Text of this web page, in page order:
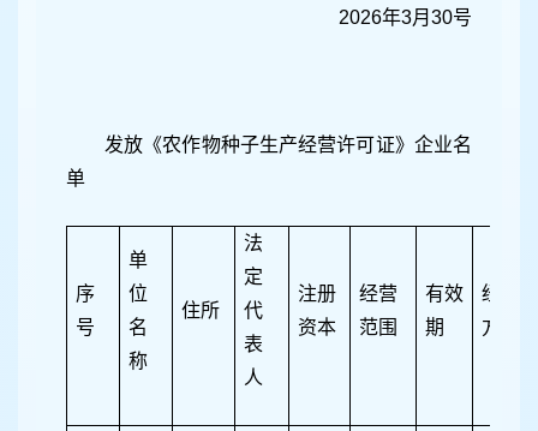
2026年3月30号
发放《农作物种子生产经营许可证》企业名
单
序
号
单
位
名
称
住所
法
定
代
表
人
注册
资本
经营
范围
有效
期
经营
方式